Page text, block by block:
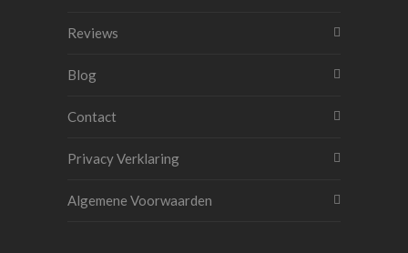
Reviews
Blog
Contact
Privacy Verklaring
Algemene Voorwaarden